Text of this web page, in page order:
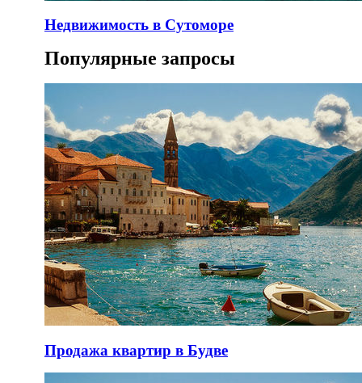
Недвижимость в Сутоморе
Популярные запросы
Продажа квартир в Будве